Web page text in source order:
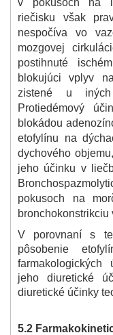
riečisku však
nespočíva vo
mozgovej
postihnuté
blokujúci vplyv
zistené u iných
Protiedémový
blokádou
etofylínu na
dychového
jeho účinku v
pokusoch na
bronchokonstrikciu
V porovnaní s
pôsobenie
jeho diuretické
diuretické účinky
5.2